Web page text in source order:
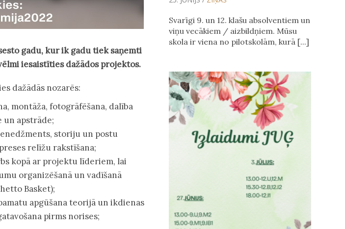
gadu, kur ik gadu tiek saņemti
iesaistīties dažādos projektos.
dažādās nozarēs:
montāža, fotogrāfēšana, dalība
un apstrāde;
storiju un postu
relīžu rakstīšana;
kopā ar projektu līderiem, lai
organizēšanā un vadīšanā
Basket);
apgūšana teorijā un ikdienas
pirms norises;
Svarīgi 9. un 12. klašu absolventiem un
viņu vecākiem / aizbildņiem. Mūsu
skola ir viena no pilotskolām, kurā [...]